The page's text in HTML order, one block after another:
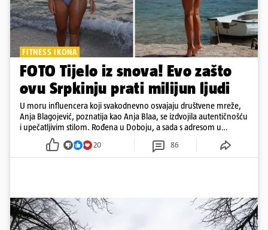
FITNESS IKONA
FOTO Tijelo iz snova! Evo zašto
ovu Srpkinju prati milijun ljudi
U moru influencera koji svakodnevno osvajaju društvene mreže,
Anja Blagojević, poznatija kao Anja Blaa, se izdvojila autentičnošću
i upečatljivim stilom. Rođena u Doboju, a sada s adresom u
Dubaiju, Anja je spoj glamura, discipline i mladenačke energije
20 86